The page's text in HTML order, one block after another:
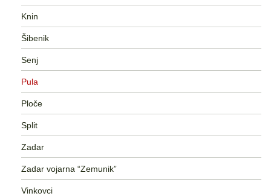
Knin
Šibenik
Senj
Pula
Ploče
Split
Zadar
Zadar vojarna “Zemunik”
Vinkovci